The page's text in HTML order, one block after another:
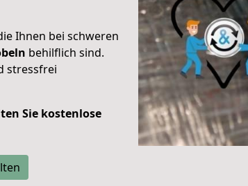
Ihnen bei schweren
behilflich sind.
stressfrei
Sie kostenlose